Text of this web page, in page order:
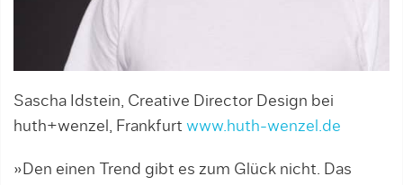
Sascha Idstein, Creative Director Design bei
huth+wenzel, Frankfurt www.huth-wenzel.de
»Den einen Trend gibt es zum Glück nicht. Das